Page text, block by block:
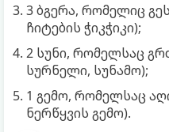
3 ბგერა, რომელიც
ჩიტების ჭიკჭიკი);
2 სუნი, რომელსაც
სურნელი, სუნამო);
1 გემო, რომელსაც
ნერწყვის გემო).